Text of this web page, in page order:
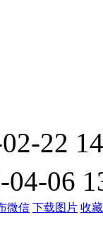
22
06
微信 下载图片 收